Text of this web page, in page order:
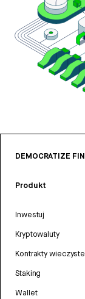
DEMOCRATIZE
Produkt
Inwestuj
Kryptowaluty
Kontrakty wieczyste
Staking
Wallet